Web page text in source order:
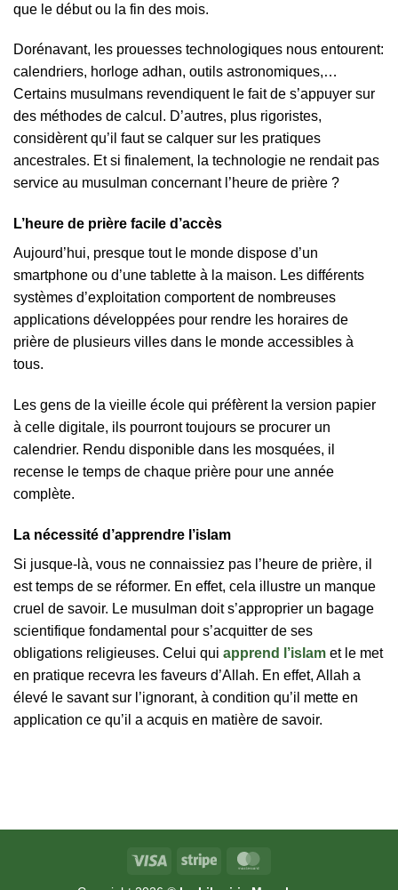
que le début ou la fin des mois.
Dorénavant, les prouesses technologiques nous entourent:
calendriers, horloge adhan, outils astronomiques,…
Certains musulmans revendiquent le fait de s’appuyer sur
des méthodes de calcul. D’autres, plus rigoristes,
considèrent qu’il faut se calquer sur les pratiques
ancestrales. Et si finalement, la technologie ne rendait pas
service au musulman concernant l’heure de prière ?
L’heure de prière facile d’accès
Aujourd’hui, presque tout le monde dispose d’un
smartphone ou d’une tablette à la maison. Les différents
systèmes d’exploitation comportent de nombreuses
applications développées pour rendre les horaires de
prière de plusieurs villes dans le monde accessibles à
tous.
Les gens de la vieille école qui préfèrent la version papier
à celle digitale, ils pourront toujours se procurer un
calendrier. Rendu disponible dans les mosquées, il
recense le temps de chaque prière pour une année
complète.
La nécessité d’apprendre l’islam
Si jusque-là, vous ne connaissiez pas l’heure de prière, il
est temps de se réformer. En effet, cela illustre un manque
cruel de savoir. Le musulman doit s’approprier un bagage
scientifique fondamental pour s’acquitter de ses
obligations religieuses. Celui qui apprend l’islam et le met
en pratique recevra les faveurs d’Allah. En effet, Allah a
élevé le savant sur l’ignorant, à condition qu’il mette en
application ce qu’il a acquis en matière de savoir.
Visa Stripe